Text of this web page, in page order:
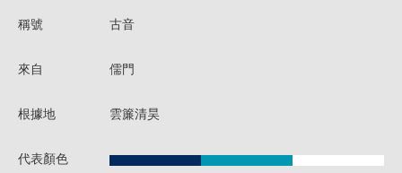
稱號 古音
來自 儒門
根據地 雲簾清昊
代表顏色